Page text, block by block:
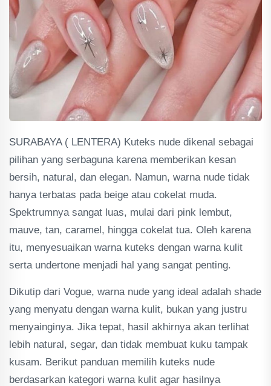
SURABAYA ( LENTERA) Kuteks nude dikenal sebagai
pilihan yang serbaguna karena memberikan kesan
bersih, natural, dan elegan. Namun, warna nude tidak
hanya terbatas pada beige atau cokelat muda.
Spektrumnya sangat luas, mulai dari pink lembut,
mauve, tan, caramel, hingga cokelat tua. Oleh karena
itu, menyesuaikan warna kuteks dengan warna kulit
serta undertone menjadi hal yang sangat penting.
Dikutip dari Vogue, warna nude yang ideal adalah shade
yang menyatu dengan warna kulit, bukan yang justru
menyainginya. Jika tepat, hasil akhirnya akan terlihat
lebih natural, segar, dan tidak membuat kuku tampak
kusam. Berikut panduan memilih kuteks nude
berdasarkan kategori warna kulit agar hasilnya